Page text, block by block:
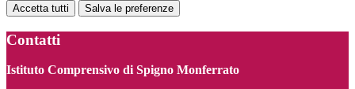
Accetta tutti Salva le preferenze
Contatti
Istituto Comprensivo di Spigno Monferrato